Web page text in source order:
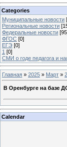
Categories
Муниципальные новости
Региональные новости
Федеральные новости
ФГОС [0]
ЕГЭ [0]
1 [0]
СМИ о годе педагога и
Главная » 2025 » Март »
В Оренбурге на базе
Calendar